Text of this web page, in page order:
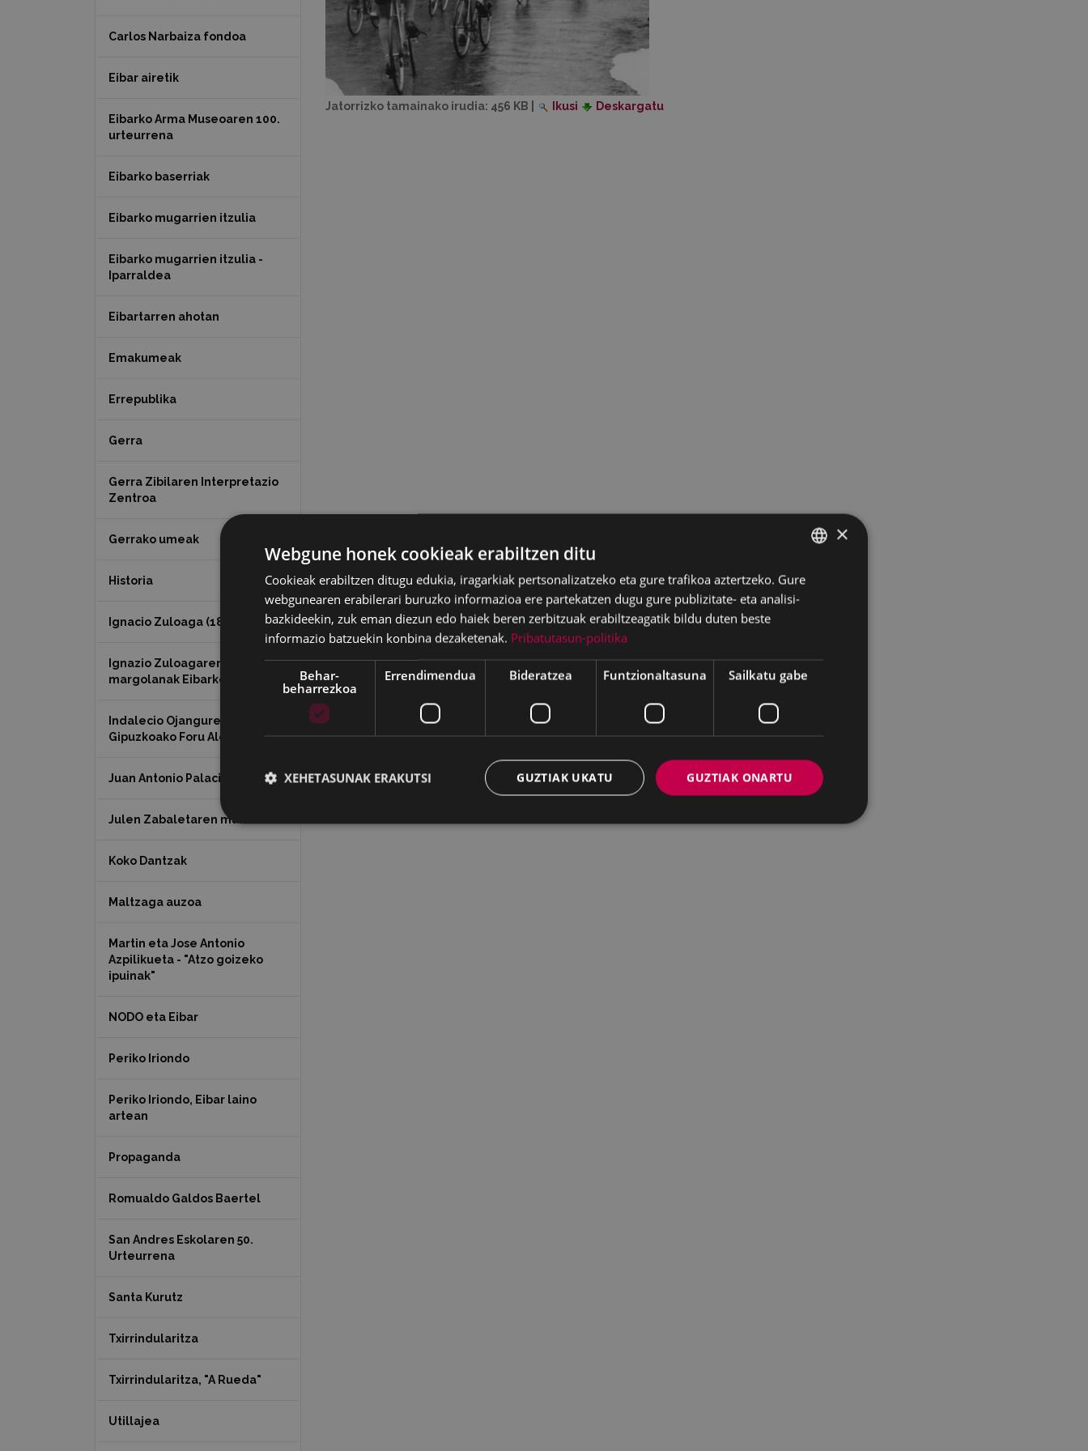
Jatorrizko tamainako irudia: 456 KB Ikusi Deskargatu
Carlos Narbaiza fondoa
Eibar airetik
Eibarko Arma Museoaren 100.
urteurrena
Eibarko baserriak
Eibarko mugarrien itzulia
Eibarko mugarrien itzulia -
Iparraldea
Eibartarren ahotan
Emakumeak
Errepublika
Gerra
Gerra Zibilaren Interpretazio
Zentroa
Gerrako umeak
Historia
Ignacio Zuloaga (1870-2020)
Ignazio Zuloagaren
margolanak Eibarko dendetan
Indalecio Ojanguren,
Gipuzkoako Foru Aldundia
Juan Antonio Palacios HARRIA
Julen Zabaletaren marrazkiak
Koko Dantzak
Maltzaga auzoa
Martin eta Jose Antonio
Azpilikueta - "Atzo goizeko
ipuinak"
NODO eta Eibar
Periko Iriondo
Periko Iriondo, Eibar laino
artean
Propaganda
Romualdo Galdos Baertel
San Andres Eskolaren 50.
Urteurrena
Santa Kurutz
Txirrindularitza
Txirrindularitza, "A Rueda"
Utillajea
BASQUE
SPANISH
×
Webgune honek cookieak erabiltzen ditu
Cookieak erabiltzen ditugu edukia, iragarkiak pertsonalizatzeko eta gure trafikoa aztertzeko. Gure
webgunearen erabilerari buruzko informazioa ere partekatzen dugu gure publizitate- eta analisi-
bazkideekin, zuk eman diezun edo haiek beren zerbitzuak erabiltzeagatik bildu duten beste
informazio batzuekin konbina dezaketenak. Pribatutasun-politika
Behar-
beharrezkoa
Errendimendua Bideratzea Funtzionaltasuna Sailkatu gabe
GUZTIAK ONARTU
GUZTIAK UKATU
XEHETASUNAK ERAKUTSI